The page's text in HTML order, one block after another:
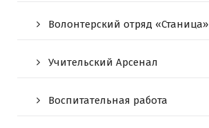
Волонтерский отряд «Станица»
Учительский Арсенал
Воспитательная работа